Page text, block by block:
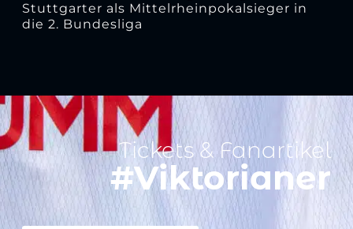
Stuttgarter als Mittelrheinpokalsieger in
die 2. Bundesliga
Tickets & Fanartikel
#Viktorianer